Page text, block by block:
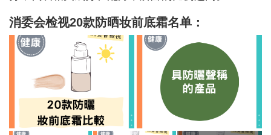
消委会检视20款防晒妆前底霜名单：